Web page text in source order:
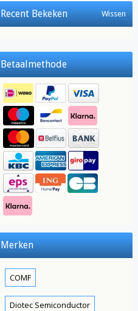
Recent Bekeken Wissen
Betaalmethode
Merken
COMF
Diotec Semiconductor